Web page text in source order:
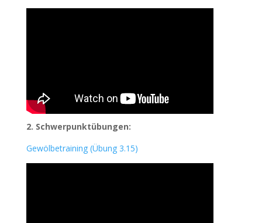
2. Schwerpunktübungen:
Gewölbetraining (Übung 3.15)